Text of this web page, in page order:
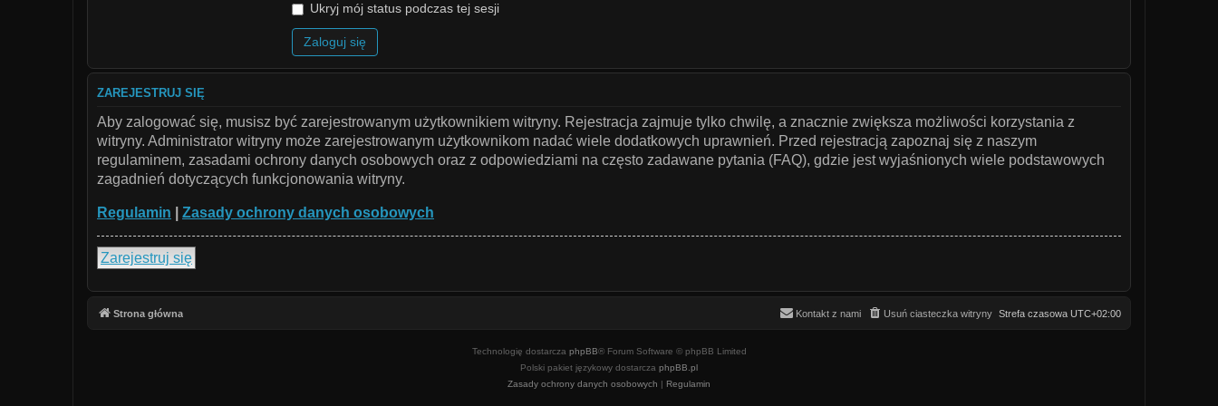
Ukryj mój status podczas tej sesji
ZAREJESTRUJ SIĘ
Aby zalogować się, musisz być zarejestrowanym użytkownikiem witryny. Rejestracja zajmuje tylko chwilę, a znacznie zwiększa możliwości korzystania z
witryny. Administrator witryny może zarejestrowanym użytkownikom nadać wiele dodatkowych uprawnień. Przed rejestracją zapoznaj się z naszym
regulaminem, zasadami ochrony danych osobowych oraz z odpowiedziami na często zadawane pytania (FAQ), gdzie jest wyjaśnionych wiele podstawowych
zagadnień dotyczących funkcjonowania witryny.
Regulamin Zasady ochrony danych osobowych
Zarejestruj się
Strona główna Strefa czasowa UTC+02:00
Usuń ciasteczka witryny
Kontakt z nami
Technologię dostarcza phpBB® Forum Software © phpBB Limited
Polski pakiet językowy dostarcza phpBB.pl
Zasady ochrony danych osobowych | Regulamin